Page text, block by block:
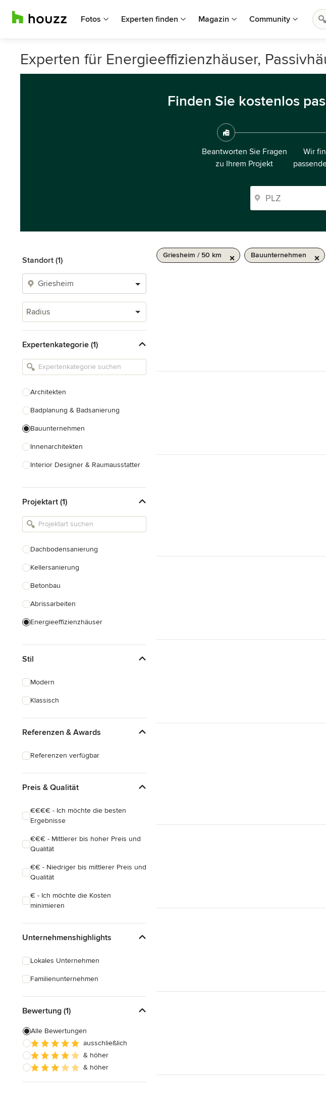
Fotos Experten finden Magazin Community
Experten für Energieeffizienzhäuser,
Finden Sie kostenlos
Beantworten Sie Fragen
zu Ihrem Projekt
Wir
Standort (1)
Radius
Expertenkategorie (1)
Architekten
Badplanung & Badsanierung
Bauunternehmen
Innenarchitekten
Interior Designer & Raumausstatter
Landschaftsarchitekten
Armaturen & Sanitärbedarf
Projektart (1)
Dachbodensanierung
Kellersanierung
Betonbau
Abrissarbeiten
Energieeffizienzhäuser
Garagenbau
Alle anzeigen
Stil
Modern
Klassisch
Referenzen & Awards
Referenzen verfügbar
Preis & Qualität
€€€€ - Ich möchte die besten
Ergebnisse
€€€ - Mittlerer bis hoher Preis und
Qualität
€€ - Niedriger bis mittlerer Preis und
Qualität
€ - Ich möchte die Kosten
minimieren
Unternehmenshighlights
Lokales Unternehmen
Familienunternehmen
Bewertung (1)
Alle Bewertungen
ausschließlich
& höher
& höher
Griesheim / 50 km Bauunternehmen